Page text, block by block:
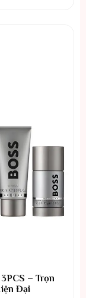
– Trọn
Đại